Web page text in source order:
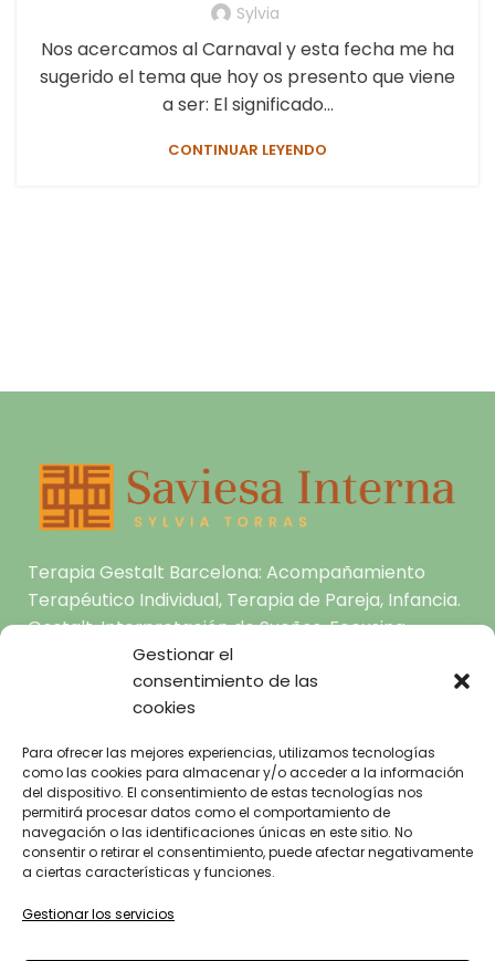
Gestionar el
consentimiento de las
cookies
Para ofrecer las mejores experiencias, utilizamos tecnologías
como las cookies para almacenar y/o acceder a la información
del dispositivo. El consentimiento de estas tecnologías nos
permitirá procesar datos como el comportamiento de
navegación o las identificaciones únicas en este sitio. No
consentir o retirar el consentimiento, puede afectar negativamente
a ciertas características y funciones.
Gestionar los servicios
Sylvia
Nos acercamos al Carnaval y esta fecha me ha
sugerido el tema que hoy os presento que viene
a ser: El significado...
CONTINUAR LEYENDO
Terapia Gestalt Barcelona: Acompañamiento
Terapéutico Individual, Terapia de Pareja, Infancia.
Gestalt, Interpretación de Sueños, Focusing.
C/ Joaquín Costa 62, pral.1a Raval 08001
Barcelona
hola@saviesainterna.com
665.681.444
INICIO
PRIVACIDAD